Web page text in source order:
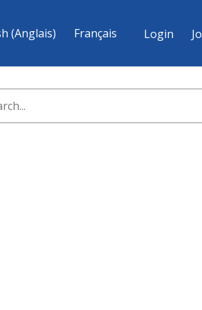
(Anglais) Français Login